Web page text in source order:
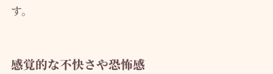
す。
感覚的な不快さや恐怖感